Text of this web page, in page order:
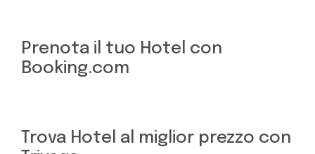
Prenota il tuo Hotel con
Booking.com
Trova Hotel al miglior prezzo con